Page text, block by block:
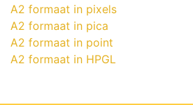
A2 formaat in pixels
A2 formaat in pica
A2 formaat in point
A2 formaat in HPGL